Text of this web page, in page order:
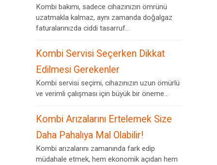
Kombi bakımı, sadece cihazınızın ömrünü
uzatmakla kalmaz, aynı zamanda doğalgaz
faturalarınızda ciddi tasarruf...
Kombi Servisi Seçerken Dikkat
Edilmesi Gerekenler
Kombi servisi seçimi, cihazınızın uzun ömürlü
ve verimli çalışması için büyük bir öneme...
Kombi Arızalarını Ertelemek Size
Daha Pahalıya Mal Olabilir!
Kombi arızalarını zamanında fark edip
müdahale etmek, hem ekonomik açıdan hem